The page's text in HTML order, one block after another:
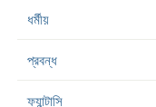
ধর্মীয়
প্রবন্ধ
ফ্যান্টাসি